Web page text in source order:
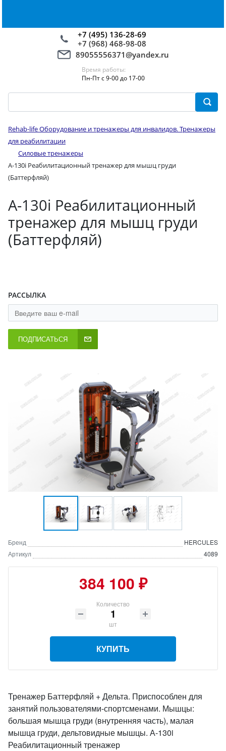
+7 (495) 136-28-69
+7 (968) 468-98-08
89055556371@yandex.ru
Время работы:
Пн-Пт с 9-00 до 17-00
Rehab-life Оборудование и тренажеры для инвалидов. Тренажеры
для реабилитации
Силовые тренажеры
А-130i Реабилитационный тренажер для мышц груди
(Баттерфляй)
А-130i Реабилитационный
тренажер для мышц груди
(Баттерфляй)
РАССЫЛКА
ПОДПИСАТЬСЯ
Бренд
HERCULES
Артикул
4089
384 100 ₽
Количество
шт
КУПИТЬ
Тренажер Баттерфляй + Дельта. Приспособлен для
занятий пользователями-спортсменами. Мышцы:
большая мышца груди (внутренняя часть), малая
мышца груди, дельтовидные мышцы. А-130i
Реабилитационный тренажер